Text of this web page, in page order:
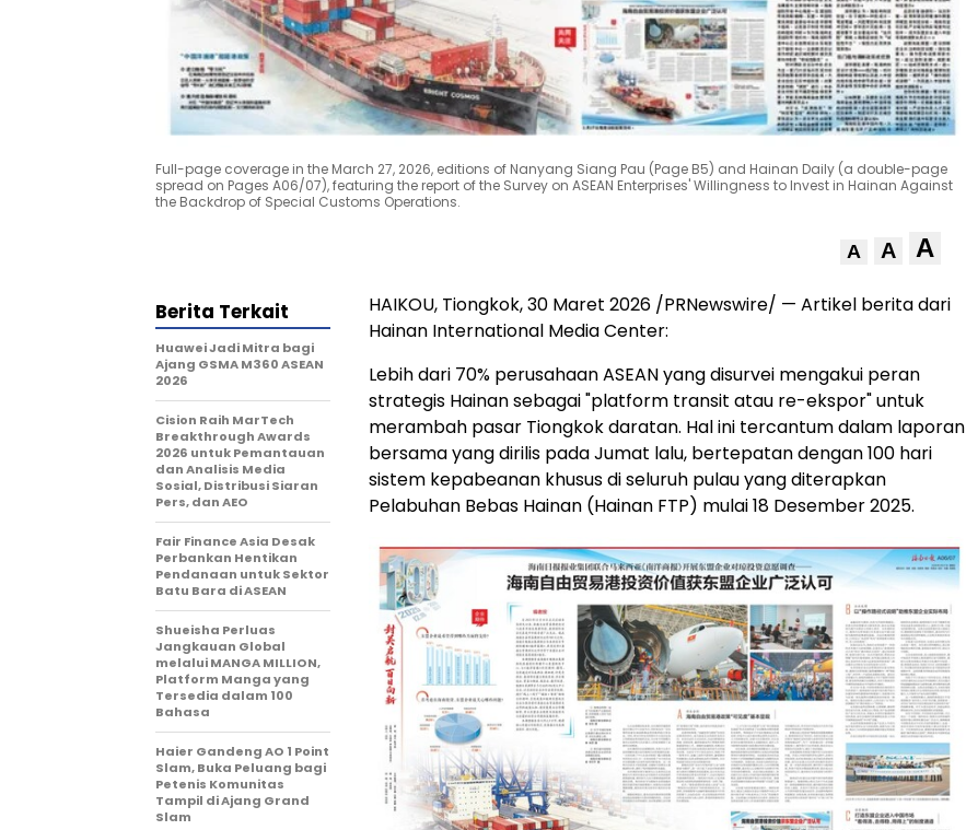
Full-page coverage in the March 27, 2026, editions of Nanyang Siang Pau (Page B5) and Hainan Daily (a double-page
spread on Pages A06/07), featuring the report of the Survey on ASEAN Enterprises' Willingness to Invest in Hainan Against
the Backdrop of Special Customs Operations.
A A A
HAIKOU, Tiongkok,30 Maret 2026 /PRNewswire/ — Artikel berita dari
Hainan International Media Center:
Lebih dari 70% perusahaan ASEAN yang disurvei mengakui peran
strategis Hainan sebagai "platform transit atau re-ekspor" untuk
merambah pasar Tiongkok daratan. Hal ini tercantum dalam laporan
bersama yang dirilis pada Jumat lalu, bertepatan dengan 100 hari
sistem kepabeanan khusus di seluruh pulau yang diterapkan
Pelabuhan Bebas Hainan (Hainan FTP) mulai 18 Desember 2025.
Berita Terkait
Huawei Jadi Mitra bagi
Ajang GSMA M360 ASEAN
2026
Cision Raih MarTech
Breakthrough Awards
2026 untuk Pemantauan
dan Analisis Media
Sosial, Distribusi Siaran
Pers, dan AEO
Fair Finance Asia Desak
Perbankan Hentikan
Pendanaan untuk Sektor
Batu Bara di ASEAN
Shueisha Perluas
Jangkauan Global
melalui MANGA MILLION,
Platform Manga yang
Tersedia dalam 100
Bahasa
Haier Gandeng AO 1 Point
Slam, Buka Peluang bagi
Petenis Komunitas
Tampil di Ajang Grand
Slam